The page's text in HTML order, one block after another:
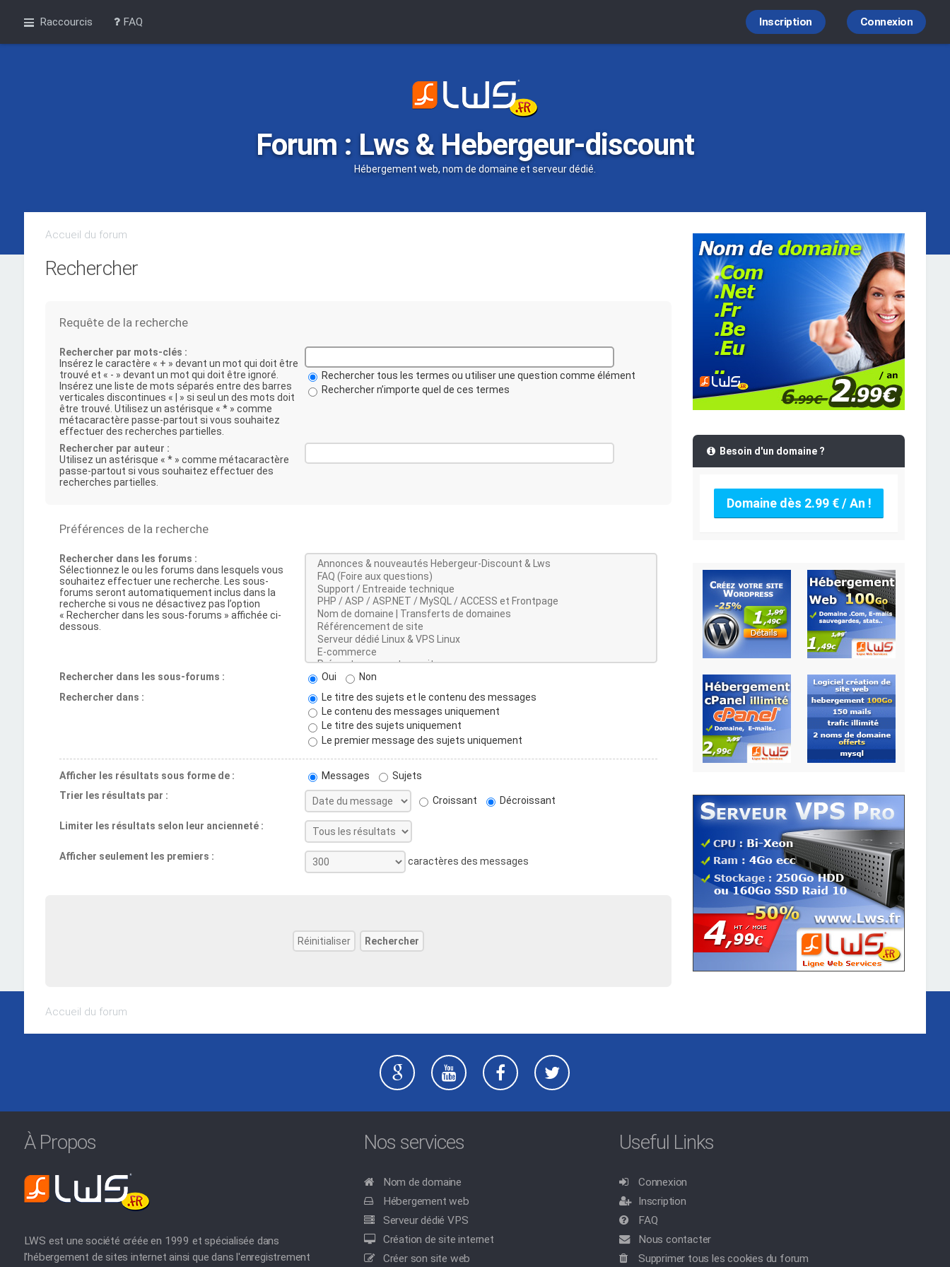
Raccourcis FAQ Connexion
Inscription
Forum : Lws & Hebergeur-discount
Hébergement web, nom de domaine et serveur dédié.
Accueil du forum
Rechercher
Requête de la recherche
Rechercher par mots-clés :
Insérez le caractère « + » devant un mot qui doit être
trouvé et « - » devant un mot qui doit être ignoré.
Insérez une liste de mots séparés entre des barres
verticales discontinues « | » si seul un des mots doit
être trouvé. Utilisez un astérisque « * » comme
métacaractère passe-partout si vous souhaitez
effectuer des recherches partielles.
Rechercher tous les termes ou utiliser une question comme élément
Rechercher n’importe quel de ces termes
Rechercher par auteur :
Utilisez un astérisque « * » comme métacaractère
passe-partout si vous souhaitez effectuer des
recherches partielles.
Préférences de la recherche
Rechercher dans les forums :
Sélectionnez le ou les forums dans lesquels vous
souhaitez effectuer une recherche. Les sous-
forums seront automatiquement inclus dans la
recherche si vous ne désactivez pas l’option
« Rechercher dans les sous-forums » affichée ci-
dessous.
Rechercher dans les sous-forums : Oui
Non
Rechercher dans :
Le titre des sujets et le contenu des messages
Le contenu des messages uniquement
Le titre des sujets uniquement
Le premier message des sujets uniquement
Afficher les résultats sous forme de : Messages
Sujets
Trier les résultats par :
Croissant Décroissant
Limiter les résultats selon leur ancienneté :
Afficher seulement les premiers : caractères des messages
Accueil du forum
Besoin d'un domaine ?
Domaine dès 2.99 € / An !
À Propos
LWS est une société créée en 1999 et spécialisée dans
l'hébergement de sites internet ainsi que dans l'enregistrement
Nos services
Nom de domaine
Hébergement web
Serveur dédié VPS
Création de site internet
Créer son site web
Useful Links
Connexion
Inscription
FAQ
Nous contacter
Supprimer tous les cookies du forum